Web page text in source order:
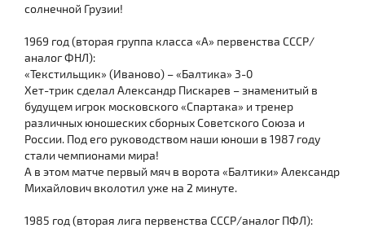
солнечной Грузии!
1969 год (вторая группа класса «А» первенства СССР/
аналог ФНЛ):
«Текстильщик» (Иваново) – «Балтика» 3-0
Хет-трик сделал Александр Пискарев – знаменитый в
будущем игрок московского «Спартака» и тренер
различных юношеских сборных Советского Союза и
России. Под его руководством наши юноши в 1987 году
стали чемпионами мира!
А в этом матче первый мяч в ворота «Балтики» Александр
Михайлович вколотил уже на 2 минуте.
1985 год (вторая лига первенства СССР/аналог ПФЛ):